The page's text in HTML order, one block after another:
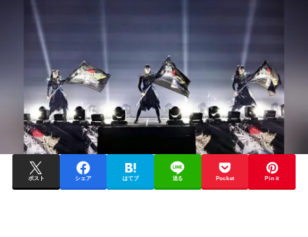
ポスト シェア はてブ 送る Pocket Pin it